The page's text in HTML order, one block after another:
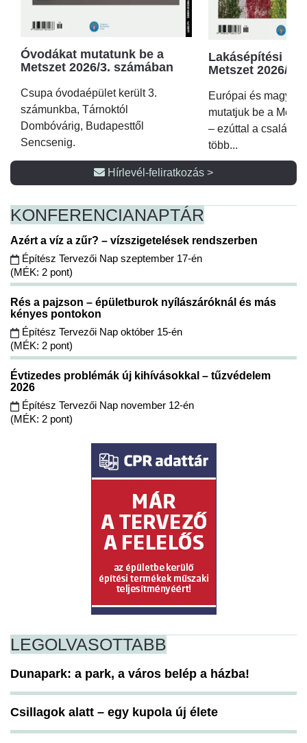
Óvodákat mutatunk be a
Metszet 2026/3. számában
Csupa óvodaépület került 3.
számunkba, Tárnoktól
Dombóvárig, Budapesttől
Sencsenig.
Lakásépítési
Metszet 2026/2.
Európai és magyar
mutatjuk be a
– ezúttal a családi
több...
Hírlevél-feliratkozás >
KONFERENCIANAPTÁR
Azért a víz a zűr? – vízszigetelések rendszerben
Építész Tervezői Nap szeptember 17-én
(MÉK: 2 pont)
Rés a pajzson – épületburok nyílászáróknál és más
kényes pontokon
Építész Tervezői Nap október 15-én
(MÉK: 2 pont)
Évtizedes problémák új kihívásokkal – tűzvédelem
2026
Építész Tervezői Nap november 12-én
(MÉK: 2 pont)
LEGOLVASOTTABB
Dunapark: a park, a város belép a házba!
Csillagok alatt – egy kupola új élete